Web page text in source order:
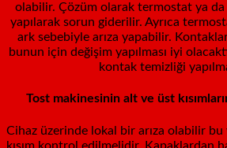
olabilir. Çözüm olarak termostat ya
yapılarak sorun giderilir. Ayrıca
ark sebebiyle arıza yapabilir.
bunun için değişim yapılması iyi
kontak temizliği
Tost makinesinin alt ve üst
Cihaz üzerinde lokal bir arıza olabilir bu
kısım kontrol edilmelidir. Kapaklardan